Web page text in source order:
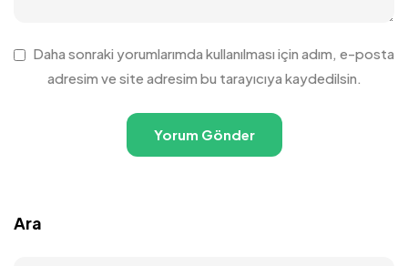
Daha sonraki yorumlarımda kullanılması için adım, e-posta
adresim ve site adresim bu tarayıcıya kaydedilsin.
Ara